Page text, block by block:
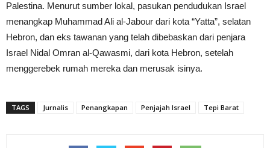
Palestina. Menurut sumber lokal, pasukan pendudukan Israel
menangkap Muhammad Ali al-Jabour dari kota “Yatta”, selatan
Hebron, dan eks tawanan yang telah dibebaskan dari penjara
Israel Nidal Omran al-Qawasmi, dari kota Hebron, setelah
menggerebek rumah mereka dan merusak isinya.
TAGS Jurnalis Penangkapan Penjajah Israel Tepi Barat